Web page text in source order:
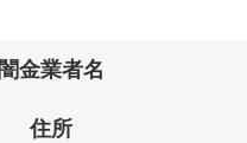
闇金業者名
住所